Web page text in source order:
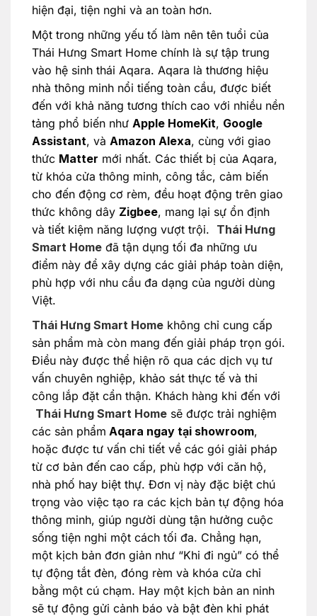
hiện đại, tiện nghi và an toàn hơn.
Một trong những yếu tố làm nên tên tuổi của
Thái Hưng Smart Home chính là sự tập trung
vào hệ sinh thái Aqara. Aqara là thương hiệu
nhà thông minh nổi tiếng toàn cầu, được biết
đến với khả năng tương thích cao với nhiều nền
tảng phổ biến như Apple HomeKit, Google
Assistant, và Amazon Alexa, cùng với giao
thức Matter mới nhất. Các thiết bị của Aqara,
từ khóa cửa thông minh, công tắc, cảm biến
cho đến động cơ rèm, đều hoạt động trên giao
thức không dây Zigbee, mang lại sự ổn định
và tiết kiệm năng lượng vượt trội. Thái Hưng
Smart Homeđã tận dụng tối đa những ưu
điểm này để xây dựng các giải pháp toàn diện,
phù hợp với nhu cầu đa dạng của người dùng
Việt.
Thái Hưng Smart Homekhông chỉ cung cấp
sản phẩm mà còn mang đến giải pháp trọn gói.
Điều này được thể hiện rõ qua các dịch vụ tư
vấn chuyên nghiệp, khảo sát thực tế và thi
công lắp đặt cẩn thận. Khách hàng khi đến với
Thái Hưng Smart Homesẽ được trải nghiệm
các sản phẩm Aqara ngay tại showroom,
hoặc được tư vấn chi tiết về các gói giải pháp
từ cơ bản đến cao cấp, phù hợp với căn hộ,
nhà phố hay biệt thự. Đơn vị này đặc biệt chú
trọng vào việc tạo ra các kịch bản tự động hóa
thông minh, giúp người dùng tận hưởng cuộc
sống tiện nghi một cách tối đa. Chẳng hạn,
một kịch bản đơn giản như “Khi đi ngủ” có thể
tự động tắt đèn, đóng rèm và khóa cửa chỉ
bằng một cú chạm. Hay một kịch bản an ninh
sẽ tự động gửi cảnh báo và bật đèn khi phát